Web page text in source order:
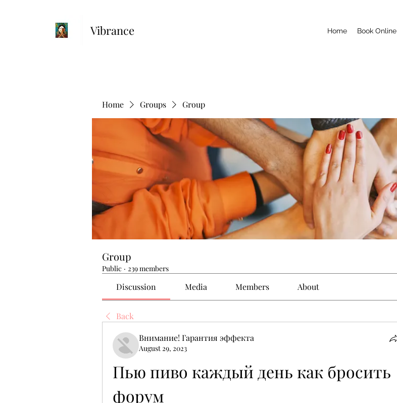
Vibrance Home Book Online
Home Groups Group
Group
Public · 239 members
Discussion Media Members About
Back
Внимание! Гарантия эффекта
August 29, 2023
Пью пиво каждый день как бросить
форум